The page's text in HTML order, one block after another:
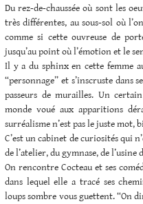
Du rez-de-chaussée où sont les
très différentes, au sous-sol où
comme si cette ouvreuse de
jusqu’au point où l’émotion et le
Il y a du sphinx en cette femme
“personnage” et s’inscruste dans
passeurs de murailles. Un
monde voué aux apparitions
surréalisme n’est pas le juste mot,
C’est un cabinet de curiosités qui
de l’atelier, du gymnase, de
On rencontre Cocteau et ses
dans lequel elle a tracé ses
loups sombre vous guettent. “On